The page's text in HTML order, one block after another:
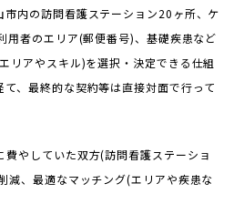
市内の訪問看護ステーション20ヶ所、ケ
用者のエリア(郵便番号)、基礎疾患など
リアやスキル)を選択・決定できる仕組
、最終的な契約等は直接対面で行って
費やしていた双方(訪問看護ステーショ
減、最適なマッチング(エリアや疾患な